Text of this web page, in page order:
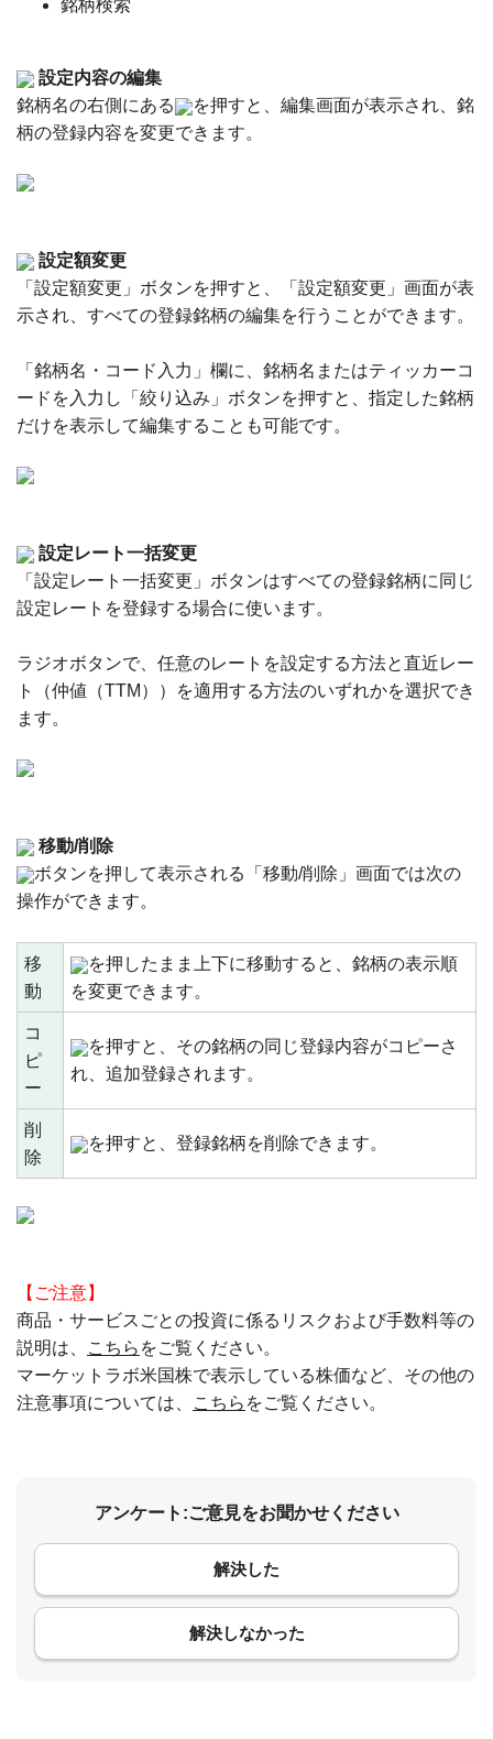
銘柄検索
設定内容の編集
銘柄名の右側にある
を押すと、編集画面が表示され、銘
柄の登録内容を変更できます。
設定額変更
「設定額変更」ボタンを押すと、「設定額変更」画面が表
示され、すべての登録銘柄の編集を行うことができます。
「銘柄名・コード入力」欄に、銘柄名またはティッカーコ
ードを入力し「絞り込み」ボタンを押すと、指定した銘柄
だけを表示して編集することも可能です。
設定レート一括変更
「設定レート一括変更」ボタンはすべての登録銘柄に同じ
設定レートを登録する場合に使います。
ラジオボタンで、任意のレートを設定する方法と直近レー
ト（仲値（TTM））を適用する方法のいずれかを選択でき
ます。
移動/削除
ボタンを押して表示される「移動/削除」画面では次の
操作ができます。
移
動
を押したまま上下に移動すると、銘柄の表示順
を変更できます。
コ
ピ
ー
を押すと、その銘柄の同じ登録内容がコピーさ
れ、追加登録されます。
削
除
を押すと、登録銘柄を削除できます。
【ご注意】
商品・サービスごとの投資に係るリスクおよび手数料等の
説明は、
こちら をご覧ください。
マーケットラボ米国株で表示している株価など、その他の
注意事項については、
こちら をご覧ください。
アンケート:ご意見をお聞かせください
解決した
解決しなかった
コメント